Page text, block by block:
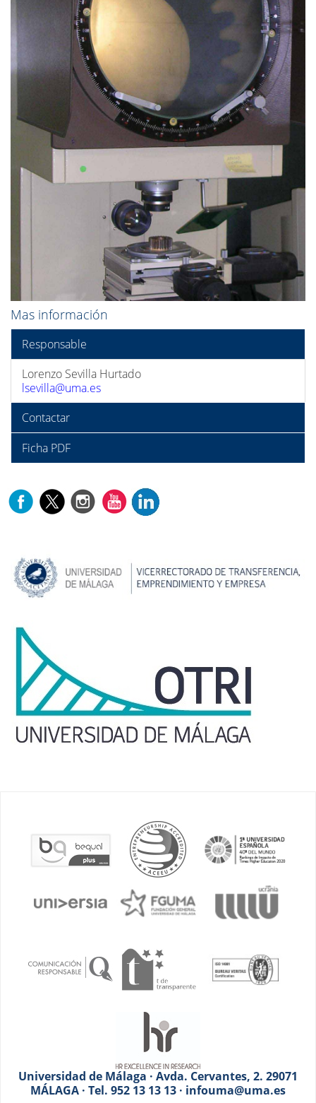
Mas información
Responsable
Lorenzo Sevilla Hurtado
lsevilla@uma.es
Contactar
Ficha PDF
Universidad de Málaga · Avda. Cervantes, 2. 29071
MÁLAGA · Tel. 952 13 13 13 · infouma@uma.es